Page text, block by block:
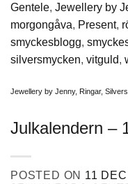
Gentele, Jewellery by
morgongåva, Present,
smyckesblogg,
silversmycken, vitguld,
Jewellery by Jenny, Ringar,
Julkalendern –
POSTED ON 11